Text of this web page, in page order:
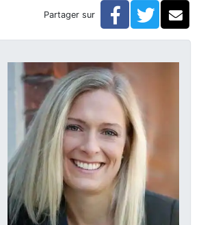
guéri leur enfant de maladies graves
Partager sur Facebook